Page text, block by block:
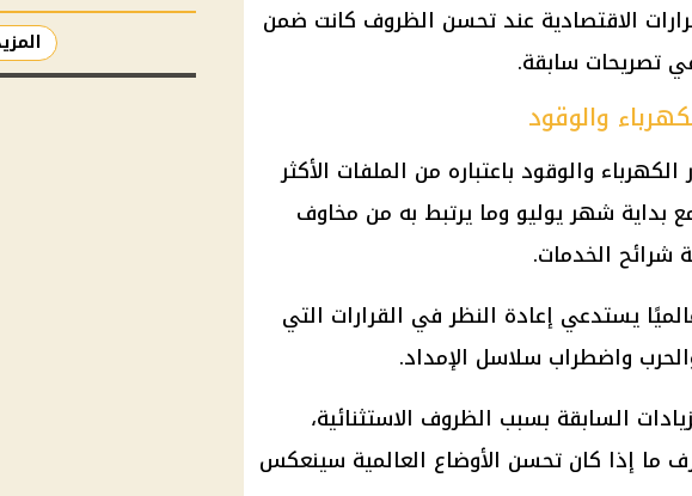
الاقتصادية عند تحسن الظروف كانت ضمن
تصريحات سابقة.
والوقود
والوقود باعتباره من الملفات الأكثر
بداية شهر يوليو وما يرتبط به من مخاوف
شرائح الخدمات.
يستدعي إعادة النظر في القرارات التي
واضطراب سلاسل الإمداد.
السابقة بسبب الظروف الاستثنائية،
ما إذا كان تحسن الأوضاع العالمية سينعكس